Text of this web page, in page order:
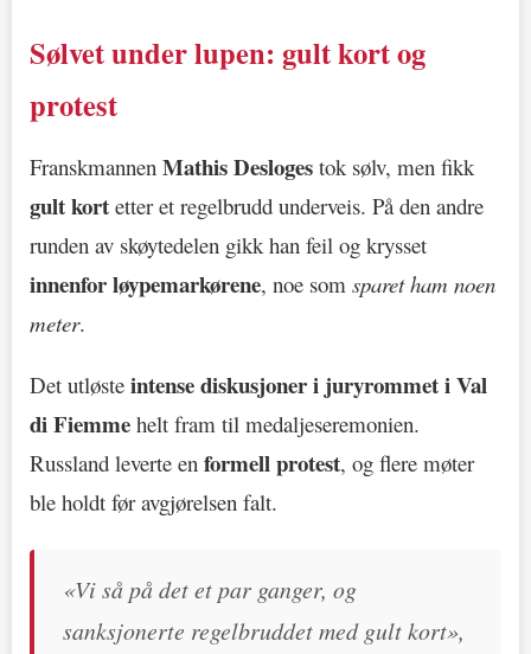
Sølvet under lupen: gult kort og
protest
Franskmannen Mathis Desloges tok sølv, men fikk
gult kort etter et regelbrudd underveis. På den andre
runden av skøytedelen gikk han feil og krysset
innenfor løypemarkørene, noe som sparet ham noen
meter.
Det utløste intense diskusjoner i juryrommet i Val
di Fiemme helt fram til medaljeseremonien.
Russland leverte en formell protest, og flere møter
ble holdt før avgjørelsen falt.
«Vi så på det et par ganger, og
sanksjonerte regelbruddet med gult kort»,